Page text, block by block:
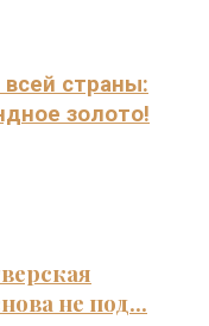
страны:
золото!
не под...